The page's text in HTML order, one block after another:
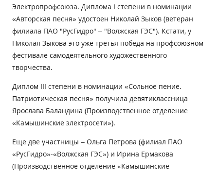
Электропрофсоюза. Диплома I степени в номинации
«Авторская песня» удостоен Николай Зыков (ветеран
филиала ПАО "РусГидро" – "Волжская ГЭС"). Кстати, у
Николая Зыкова это уже третья победа на профсоюзном
фестивале самодеятельного художественного
творчества.
Диплом III степени в номинации «Сольное пение.
Патриотическая песня» получила девятиклассница
Ярослава Баландина (Производственное отделение
«Камышинские электросети»).
Еще две участницы – Ольга Петрова (филиал ПАО
«РусГидро»-«Волжская ГЭС») и Ирина Ермакова
(Производственное отделение «Камышинские